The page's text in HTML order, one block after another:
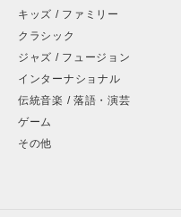
キッズ / ファミリー
クラシック
ジャズ / フュージョン
インターナショナル
伝統音楽 / 落語・演芸
ゲーム
その他